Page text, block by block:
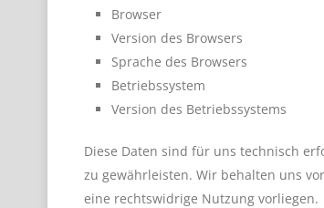
Browser
Version des Browsers
Sprache des Browsers
Betriebssystem
Version des Betriebssystems
Diese Daten sind für uns technisch
zu gewährleisten. Wir behalten uns
eine rechtswidrige Nutzung vorliegen.